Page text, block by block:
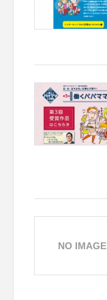
NO IMAGE